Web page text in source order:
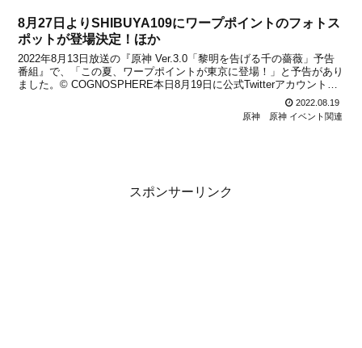
8月27日よりSHIBUYA109にワープポイントのフォトス
ポットが登場決定！ほか
2022年8月13日放送の『原神 Ver.3.0「黎明を告げる千の薔薇」予告
番組』で、「この夏、ワープポイントが東京に登場！」と予告があり
ました。© COGNOSPHERE本日8月19日に公式Twitterアカウントで
詳細が公開され、8月27日(土)～9月4日(日)の間、SHIBUYA109にワー
2022.08.19
原神
原神 イベント関連
スポンサーリンク